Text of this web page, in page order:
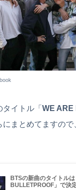
イトル「 WE ARE
にまとめてますの
BTSの新曲のタイトル
BULLETPROOF」で決